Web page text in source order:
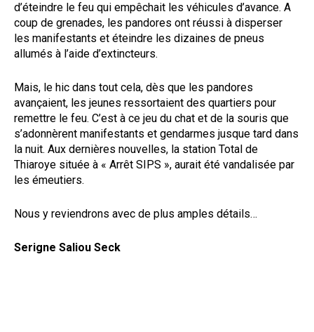
d’éteindre le feu qui empêchait les véhicules d’avance. A
coup de grenades, les pandores ont réussi à disperser
les manifestants et éteindre les dizaines de pneus
allumés à l’aide d’extincteurs.
Mais, le hic dans tout cela, dès que les pandores
avançaient, les jeunes ressortaient des quartiers pour
remettre le feu. C’est à ce jeu du chat et de la souris que
s’adonnèrent manifestants et gendarmes jusque tard dans
la nuit. Aux dernières nouvelles, la station Total de
Thiaroye située à « Arrêt SIPS », aurait été vandalisée par
les émeutiers.
Nous y reviendrons avec de plus amples détails…
Serigne Saliou Seck